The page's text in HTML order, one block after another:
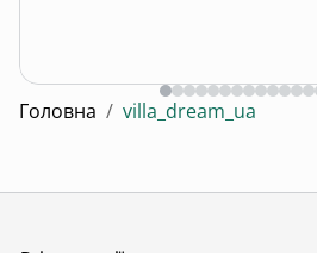
Головна / villa_dream_ua